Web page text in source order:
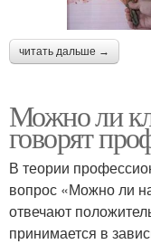
читать дальше →
Можно ли
говорят
В теории
вопрос «Можно ли
отвечают
принимается в